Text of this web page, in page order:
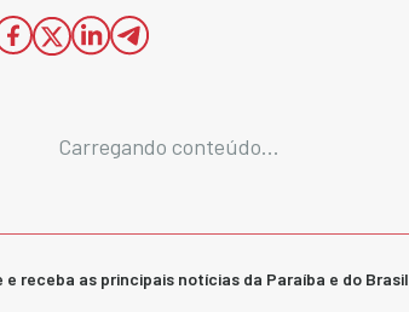
Carregando conteúdo...
e receba as principais notícias da Paraíba e do Brasil